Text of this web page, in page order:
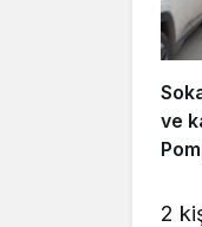
ve
2